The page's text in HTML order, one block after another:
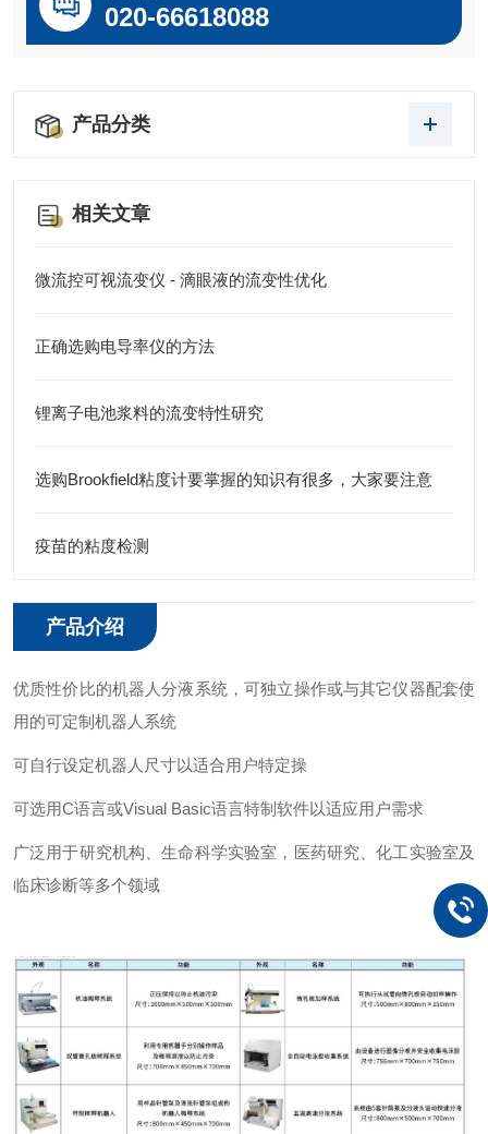
020-66618088
产品分类
相关文章
微流控可视流变仪 - 滴眼液的流变性优化
正确选购电导率仪的方法
锂离子电池浆料的流变特性研究
选购Brookfield粘度计要掌握的知识有很多，大家要注意
疫苗的粘度检测
产品介绍
优质性价比的机器人分液系统，可独立操作或与其它仪器配套使
用的可定制机器人系统
可自行设定机器人尺寸以适合用户特定操
可选用C语言或Visual Basic语言特制软件以适应用户需求
广泛用于研究机构、生命科学实验室，医药研究、化工实验室及
临床诊断等多个领域